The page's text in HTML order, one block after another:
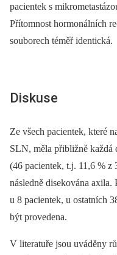
pacientek s
Přítomnost hormonálních
souborech téměř identická.
Diskuse
Ze všech pacientek, které
SLN, měla přibližně každá
(46 pacientek, t.j. 11,6 % z
následně disekována
u 8 pacientek, u ostatních
být provedena.
V literatuře jsou uváděny